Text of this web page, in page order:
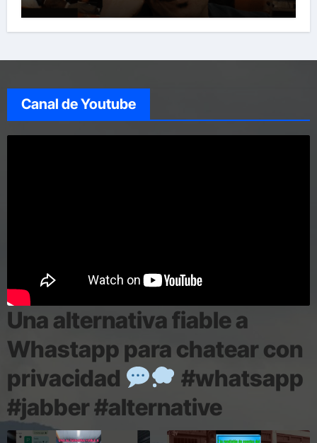
Canal de Youtube
Una alternativa fiable a
Whastapp para chatear con
privacidad
#whatsapp
#jabber #alternative